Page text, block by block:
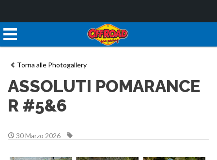
Torna alle Photogallery
ASSOLUTI POMARANCE
R #5&6
30 Marzo 2026